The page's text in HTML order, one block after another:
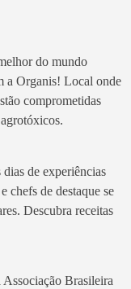
do mundo
a Organis! Local onde
comprometidas
dias de experiências
chefs de destaque se
Descubra receitas
Brasileira